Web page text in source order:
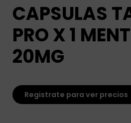
CAPSULAS
PRO X 1
20MG
Registrate para ver precios